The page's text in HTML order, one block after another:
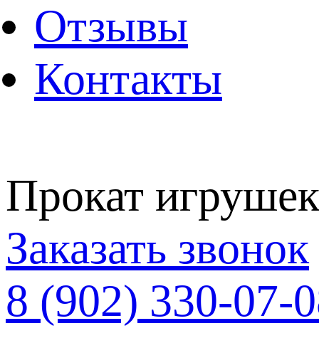
Отзывы
Контакты
Прокат
Заказать звонок
8 (902) 330-07-